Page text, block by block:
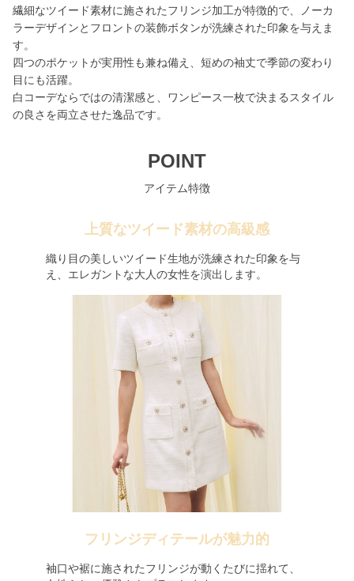
繊細なツイード素材に施されたフリンジ加工が特徴的で、ノーカ
ラーデザインとフロントの装飾ボタンが洗練された印象を与えま
す。
四つのポケットが実用性も兼ね備え、短めの袖丈で季節の変わり
目にも活躍。
白コーデならではの清潔感と、ワンピース一枚で決まるスタイル
の良さを両立させた逸品です。
POINT
アイテム特徴
上質なツイード素材の高級感
織り目の美しいツイード生地が洗練された印象を与
え、エレガントな大人の女性を演出します。
フリンジディテールが魅力的
袖口や裾に施されたフリンジが動くたびに揺れて、